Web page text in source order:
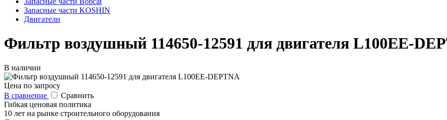
Запасные части KOSHIN
Двигатели
Фильтр воздушный 114650-12591 для двигателя L100EE-
В наличии
Цена по запросу
В сравнение
Сравнить
Гибкая ценовая политика
10 лет на рынке строительного оборудования